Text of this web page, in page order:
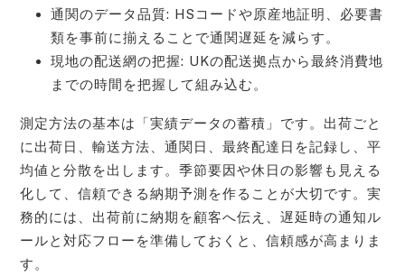
通関のデータ品質: HSコードや原産地証明、必要書
類を事前に揃えることで通関遅延を減らす。
現地の配送網の把握: UKの配送拠点から最終消費地
までの時間を把握して組み込む。
測定方法の基本は「実績データの蓄積」です。出荷ごと
に出荷日、輸送方法、通関日、最終配達日を記録し、平
均値と分散を出します。季節要因や休日の影響も見える
化して、信頼できる納期予測を作ることが大切です。実
務的には、出荷前に納期を顧客へ伝え、遅延時の通知ル
ールと対応フローを準備しておくと、信頼感が高まりま
す。